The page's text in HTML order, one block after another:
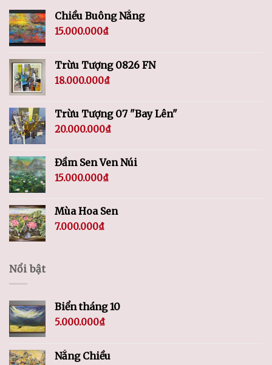
Chiều Buông Nắng
15.000.000₫
Trừu Tượng 0826 FN
18.000.000₫
Trừu Tượng 07 "Bay Lên"
20.000.000₫
Đầm Sen Ven Núi
15.000.000₫
Mùa Hoa Sen
7.000.000₫
Nổi bật
Biển tháng 10
5.000.000₫
Nắng Chiều